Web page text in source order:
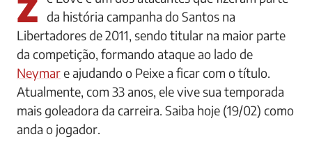
Zé Love é um dos atacantes que fizeram parte da história campanha do Santos na
Libertadores de 2011, sendo titular na maior parte
da competição, formando ataque ao lado de
Neymare ajudando o Peixe a ficar com o título.
Atualmente, com 33 anos, ele vive sua temporada
mais goleadora da carreira. Saiba hoje (19/02) como
anda o jogador.